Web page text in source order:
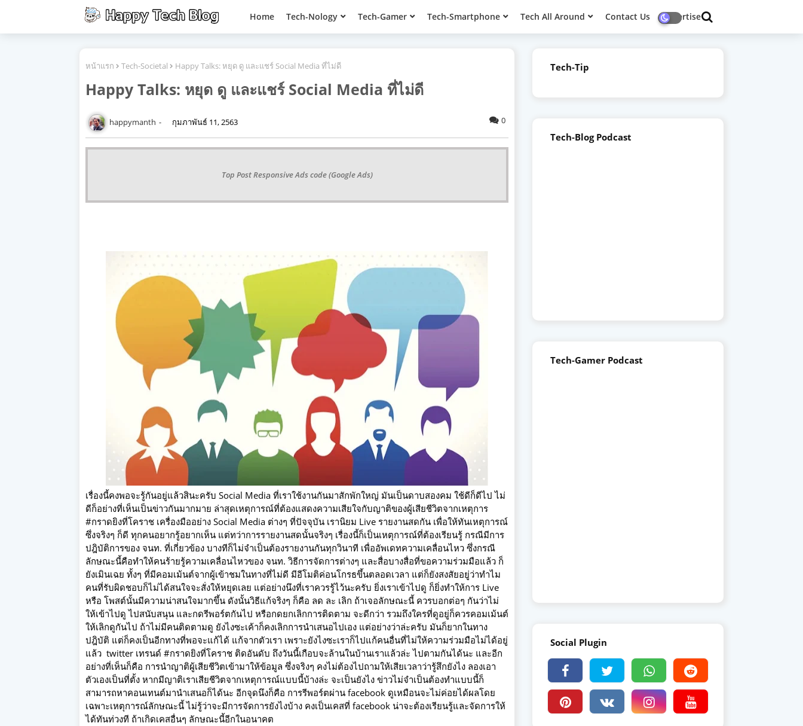
Home Tech-Nology Tech-Gamer Tech-Smartphone Tech All Around Contact Us Advertise
หน้าแรก Tech-Societal Happy Talks: หยุด ดู และแชร์ Social Media ที่ไม่ดี
Happy Talks: หยุด ดู และแชร์ Social Media ที่ไม่ดี
happymanth กุมภาพันธ์ 11, 2563 0
Top Post Responsive Ads code (Google Ads)
เรื่องนี้คงพอจะรู้กันอยู่แล้วสินะครับ Social Media ที่เราใช้งานกันมาสักพักใหญ่ มันเป็นดาบสองคม ใช้ดีก็ดีไป ไม่
ดีก็อย่างที่เห็นเป็นข่าวกันมากมาย ล่าสุดเหตุการณ์ที่ต้องแสดงความเสียใจกับญาติของผู้เสียชีวิตจากเหตุการ
#กราดยิงที่โคราช เครื่องมืออย่าง Social Media ต่างๆ ที่ปัจจุบัน เรานิยม Live รายงานสดกัน เพื่อให้ทันเหตุการณ์
ซึ่งจริงๆ ก็ดี ทุกคนอยากรู้อยากเห็น แต่ทว่าการรายงานสดนั้นจริงๆ เรื่องนี้ก็เป็นเหตุการณ์ที่ต้องเรียนรู้ กรณีมีการ
ปฎิบัติการของ จนท. ที่เกี่ยวข้อง บางทีก็ไม่จำเป็นต้องรายงานกันทุกวินาที เพื่ออัพเดทความเคลื่อนไหว ซึ่งกรณี
ลักษณะนี้คือทำให้คนร้ายรู้ความเคลื่อนไหวของ จนท. วิธีการจัดการต่างๆ และสื่อบางสื่อที่ขอความร่วมมือแล้ว ก็
ยังเมินเฉย ทั้งๆ ที่มีคอมเม้นต์จากผู้เข้าชมในทางที่ไม่ดี มีอีโมติค่อนโกรธขึ้นตลอดเวลา แต่ก็ยังสงสัยอยู่ว่าทำไม
คนที่รับผิดชอบก็ไม่ได้สนใจจะสั่งให้หยุดเลย แต่อย่างนึงที่เราควรรู้ไว้นะครับ ยิ่งเราเข้าไปดู ก็ยิ่งทำให้การ Live
หรือ โพสต์นั้นมีความน่าสนใจมากขึ้น ดังนั้นวิธีแก้จริงๆ ก็คือ ลด ละ เลิก ถ้าเจอลักษณะนี้ ควรบอกต่อๆ กันว่าไม่
ให้เข้าไปดู ไปสนับสนุน และกดรีพอร์ตกันไป หรือกดยกเลิกการติดตาม จะดีกว่า รวมถึงใครที่ดูอยู่ก็ควรคอมเม้นต์
ให้เลิกดูกันไป ถ้าไม่มีคนติดตามดู ยังไงซะเค้าก็คงเลิกการนำเสนอไปเอง แต่อย่างว่าล่ะครับ มันก็ยากในทาง
ปฎิบัติ แต่ก็คงเป็นอีกทางที่พอจะแก้ได้ แก้จากตัวเรา เพราะยังไงซะเราก็ไปแก้คนอื่นที่ไม่ให้ความร่วมมือไม่ได้อยู่
แล้ว twitter เทรนด์ #กราดยิงที่โคราช ติดอันดับ ถึงวันนี้เกือบจะล้านในบ้านเราแล้วล่ะ ไปตามกันได้นะ และอีก
อย่างที่เห็นก็คือ การนำญาติผู้เสียชีวิตเข้ามาให้ข้อมูล ซึ่งจริงๆ คงไม่ต้องไปถามให้เสียเวลาว่ารู้สึกยังไง ลองเอา
ตัวเองเป็นที่ตั้ง หากมีญาติเราเสียชีวิตจากเหตุการณ์แบบนี้บ้างล่ะ จะเป็นยังไง ข่าวไม่จำเป็นต้องทำแบบนี้ก็
สามารถหาคอนเทนต์มานำเสนอก็ได้นะ อีกจุดนึงก็คือ การรีพอร์ตผ่าน facebook ดูเหมือนจะไม่ค่อยได้ผลโดย
เฉพาะเหตุการณ์ลักษณะนี้ ไม่รู้ว่าจะมีการจัดการยังไงบ้าง คงเป็นเคสที่ facebook น่าจะต้องเรียนรู้และจัดการให้
ได้ทันท่วงที ถ้าเกิดเคสอื่นๆ ลักษณะนี้อีกในอนาคต
Tech-Tip
Tech-Blog Podcast
Tech-Gamer Podcast
Social Plugin